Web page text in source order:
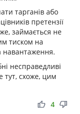
тарганів або
претензії
займається не
тиском на
навантаження.
несправедливі
тут, схоже, цим
thumb_up thumb_down
4